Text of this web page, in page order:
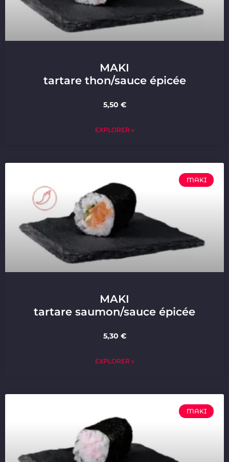
MAKI
tartare thon/sauce épicée
5,50 €
EXPLORER »
MAKI
MAKI
tartare saumon/sauce épicée
5,30 €
EXPLORER »
MAKI